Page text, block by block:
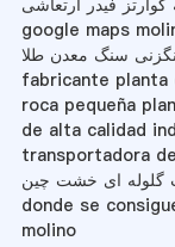
google maps
سنگ معدن طلا
fabricante planta
roca pequeña
de alta calidad
transportadora
گلوله ای خشت چین
donde se
molino